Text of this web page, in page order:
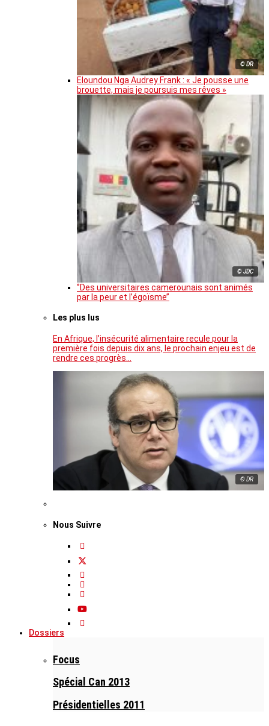
© DR
Eloundou Nga Audrey Frank : « Je pousse une
brouette, mais je poursuis mes rêves »
© JDC
‘’Des universitaires camerounais sont animés
par la peur et l’égoïsme’’
Les plus lus
En Afrique, l’insécurité alimentaire recule pour la
première fois depuis dix ans, le prochain enjeu est de
rendre ces progrès…
© DR
Nous Suivre
Dossiers
Focus
Spécial Can 2013
Présidentielles 2011